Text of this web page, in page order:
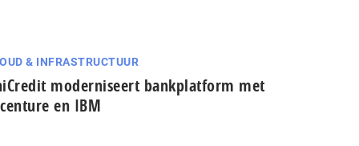
& INFRASTRUCTUUR
moderniseert bankplatform met
en IBM